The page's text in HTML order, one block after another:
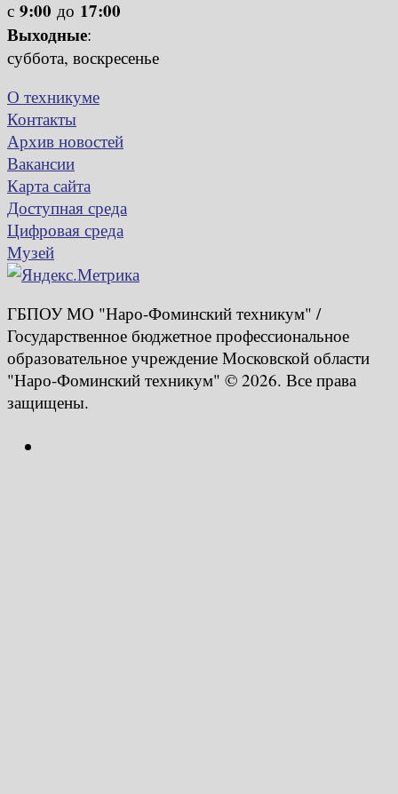
с 9:00 до 17:00
Выходные:
суббота, воскресенье
О техникуме
Контакты
Архив новостей
Вакансии
Карта сайта
Доступная среда
Цифровая среда
Музей
ГБПОУ МО "Наро-Фоминский техникум" /
Государственное бюджетное профессиональное
образовательное учреждение Московской области
"Наро-Фоминский техникум" © 2026. Все права
защищены.